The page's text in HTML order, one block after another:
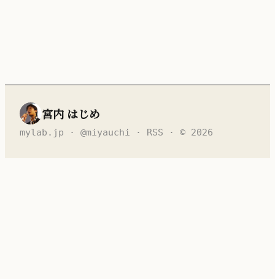
宮内 はじめ
mylab.jp · @miyauchi · RSS · © 2026